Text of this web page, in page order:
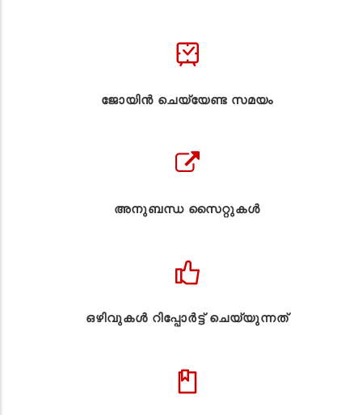
ജോയിൻ ചെയ്യേണ്ട സമയം
അനുബന്ധ സൈറ്റുകള്‍
ഒഴിവുകൾ റിപ്പോർട്ട് ചെയ്യുന്നത്